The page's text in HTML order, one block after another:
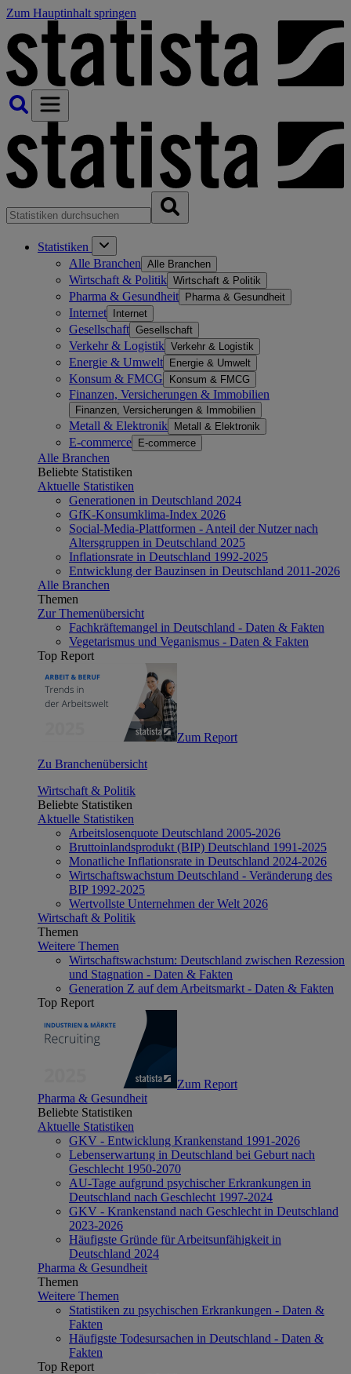
Zum Hauptinhalt springen
Statistiken
Alle Branchen Alle Branchen
Wirtschaft & Politik Wirtschaft & Politik
Pharma & Gesundheit Pharma & Gesundheit
Internet Internet
Gesellschaft Gesellschaft
Verkehr & Logistik Verkehr & Logistik
Energie & Umwelt Energie & Umwelt
Konsum & FMCG Konsum & FMCG
Finanzen, Versicherungen & Immobilien
Finanzen, Versicherungen & Immobilien
Metall & Elektronik Metall & Elektronik
E-commerce E-commerce
Alle Branchen
Beliebte Statistiken
Aktuelle Statistiken
Generationen in Deutschland 2024
GfK-Konsumklima-Index 2026
Social-Media-Plattformen - Anteil der Nutzer nach
Altersgruppen in Deutschland 2025
Inflationsrate in Deutschland 1992-2025
Entwicklung der Bauzinsen in Deutschland 2011-2026
Alle Branchen
Themen
Zur Themenübersicht
Fachkräftemangel in Deutschland - Daten & Fakten
Vegetarismus und Veganismus - Daten & Fakten
Top Report
Zum Report
Zu Branchenübersicht
Wirtschaft & Politik
Beliebte Statistiken
Aktuelle Statistiken
Arbeitslosenquote Deutschland 2005-2026
Bruttoinlandsprodukt (BIP) Deutschland 1991-2025
Monatliche Inflationsrate in Deutschland 2024-2026
Wirtschaftswachstum Deutschland - Veränderung des
BIP 1992-2025
Wertvollste Unternehmen der Welt 2026
Wirtschaft & Politik
Themen
Weitere Themen
Wirtschaftswachstum: Deutschland zwischen Rezession
und Stagnation - Daten & Fakten
Generation Z auf dem Arbeitsmarkt - Daten & Fakten
Top Report
Zum Report
Pharma & Gesundheit
Beliebte Statistiken
Aktuelle Statistiken
GKV - Entwicklung Krankenstand 1991-2026
Lebenserwartung in Deutschland bei Geburt nach
Geschlecht 1950-2070
AU-Tage aufgrund psychischer Erkrankungen in
Deutschland nach Geschlecht 1997-2024
GKV - Krankenstand nach Geschlecht in Deutschland
2023-2026
Häufigste Gründe für Arbeitsunfähigkeit in
Deutschland 2024
Pharma & Gesundheit
Themen
Weitere Themen
Statistiken zu psychischen Erkrankungen - Daten &
Fakten
Häufigste Todesursachen in Deutschland - Daten &
Fakten
Top Report